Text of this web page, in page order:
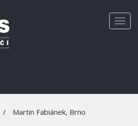
/ Martin Fabiánek, Brno